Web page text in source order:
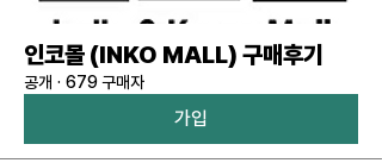
인코몰 (INKO MALL) 구매후기
공개 · 679 구매자
가입